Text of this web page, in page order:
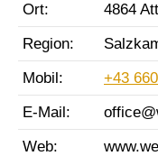
Ort:
4864
Region:
Mobil:
+43
E-Mail:
Web: